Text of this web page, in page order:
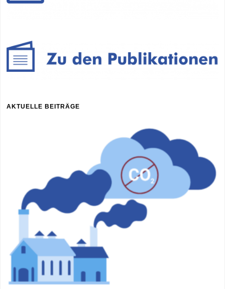
AKTUELLE BEITRÄGE